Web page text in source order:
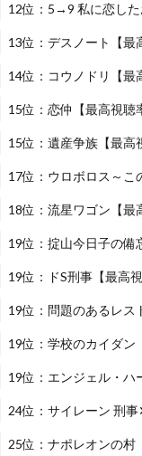
12位：5→9 私に恋した
13位：デスノート【最
14位：コウノドリ【最
15位：恋仲【最高視聴
15位：遺産争族【最高
17位：ウロボロス～こ
18位：流星ワゴン【最
19位：掟山今日子の備
19位：ドS刑事【最高視
19位：問題のあるレス
19位：学校のカイダン
19位：エンジェル・ハ
24位：サイレーン 刑
25位：ナポレオンの村